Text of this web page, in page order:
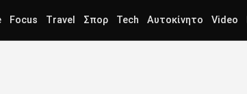
Focus Travel Σπορ Tech Αυτοκίνητο Video